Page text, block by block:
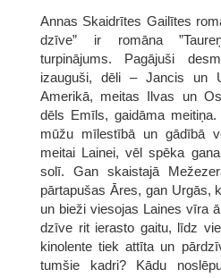
Annas Skaidrītes Gailītes
dzīve” ir romāna
turpinājums. Pagājuši
izauguši, dēli – Jancis un
Amerikā, meitas Ilvas un
dēls Emīls, gaidāma
mūžu mīlestībā un gādībā
meitai Lainei, vēl spēka
solī. Gan skaistajā
pārtapušas Āres, gan Urgās,
un bieži viesojas Laines vīra
dzīve rit ierasto gaitu, līdz
kinolente tiek attīta un
tumšie kadri? Kādu